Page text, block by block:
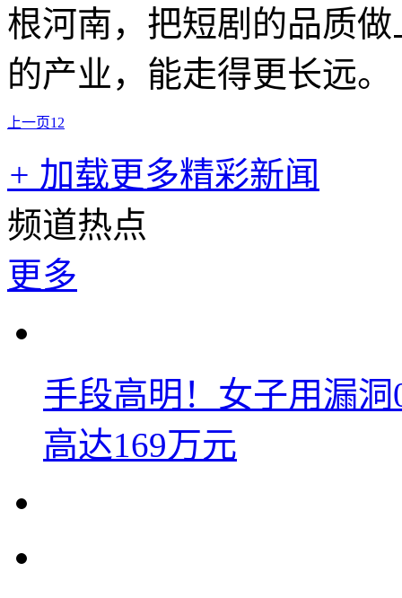
根河南，把短剧的品质
的产业，能走得更长远。
上一页1 2
+ 加载更多精彩新闻
频道热点
更多
手段高明！女子用漏
高达169万元